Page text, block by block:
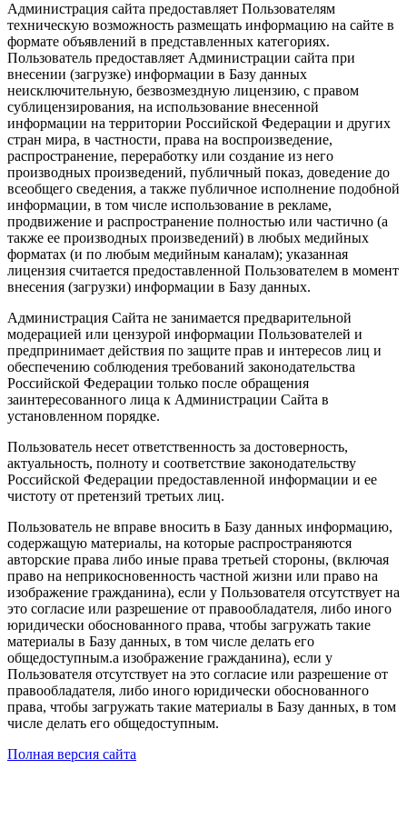
Администрация сайта предоставляет Пользователям
техническую возможность размещать информацию на сайте в
формате объявлений в представленных категориях.
Пользователь предоставляет Администрации сайта при
внесении (загрузке) информации в Базу данных
неисключительную, безвозмездную лицензию, с правом
сублицензирования, на использование внесенной
информации на территории Российской Федерации и других
стран мира, в частности, права на воспроизведение,
распространение, переработку или создание из него
производных произведений, публичный показ, доведение до
всеобщего сведения, а также публичное исполнение подобной
информации, в том числе использование в рекламе,
продвижение и распространение полностью или частично (а
также ее производных произведений) в любых медийных
форматах (и по любым медийным каналам); указанная
лицензия считается предоставленной Пользователем в момент
внесения (загрузки) информации в Базу данных.
Администрация Сайта не занимается предварительной
модерацией или цензурой информации Пользователей и
предпринимает действия по защите прав и интересов лиц и
обеспечению соблюдения требований законодательства
Российской Федерации только после обращения
заинтересованного лица к Администрации Сайта в
установленном порядке.
Пользователь несет ответственность за достоверность,
актуальность, полноту и соответствие законодательству
Российской Федерации предоставленной информации и ее
чистоту от претензий третьих лиц.
Пользователь не вправе вносить в Базу данных информацию,
содержащую материалы, на которые распространяются
авторские права либо иные права третьей стороны, (включая
право на неприкосновенность частной жизни или право на
изображение гражданина), если у Пользователя отсутствует на
это согласие или разрешение от правообладателя, либо иного
юридически обоснованного права, чтобы загружать такие
материалы в Базу данных, в том числе делать его
общедоступным.а изображение гражданина), если у
Пользователя отсутствует на это согласие или разрешение от
правообладателя, либо иного юридически обоснованного
права, чтобы загружать такие материалы в Базу данных, в том
числе делать его общедоступным.
Полная версия сайта